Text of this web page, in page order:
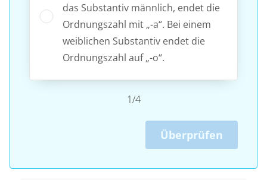
das Substantiv männlich, endet die
Ordnungszahl mit „-a“. Bei einem
weiblichen Substantiv endet die
Ordnungszahl auf „-o“.
1/4
Überprüfen